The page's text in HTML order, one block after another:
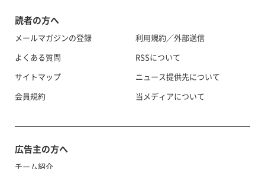
読者の方へ
メールマガジンの登録
よくある質問
サイトマップ
会員規約
利用規約／外部送信
RSSについて
ニュース提供先について
当メディアについて
広告主の方へ
チーム紹介